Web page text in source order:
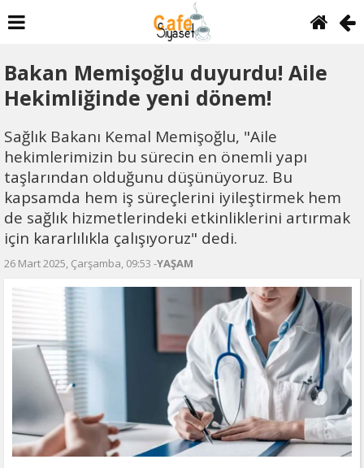
Bakan Memişoğlu duyurdu! Aile
Hekimliğinde yeni dönem!
Sağlık Bakanı Kemal Memişoğlu, "Aile
hekimlerimizin bu sürecin en önemli yapı
taşlarından olduğunu düşünüyoruz. Bu
kapsamda hem iş süreçlerini iyileştirmek hem
de sağlık hizmetlerindeki etkinliklerini artırmak
için kararlılıkla çalışıyoruz" dedi.
26 Mart 2025, Çarşamba, 09:53 -YAŞAM